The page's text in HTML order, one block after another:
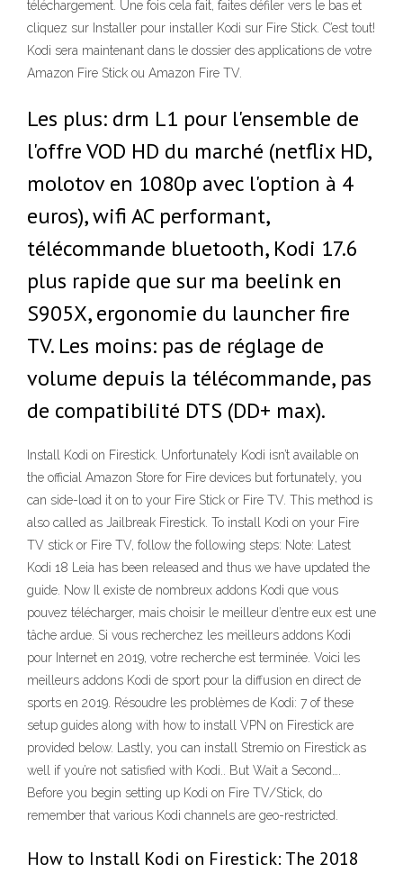
téléchargement. Une fois cela fait, faites défiler vers le bas et
cliquez sur Installer pour installer Kodi sur Fire Stick. C’est tout!
Kodi sera maintenant dans le dossier des applications de votre
Amazon Fire Stick ou Amazon Fire TV.
Les plus: drm L1 pour l'ensemble de
l'offre VOD HD du marché (netflix HD,
molotov en 1080p avec l'option à 4
euros), wifi AC performant,
télécommande bluetooth, Kodi 17.6
plus rapide que sur ma beelink en
S905X, ergonomie du launcher fire
TV. Les moins: pas de réglage de
volume depuis la télécommande, pas
de compatibilité DTS (DD+ max).
Install Kodi on Firestick. Unfortunately Kodi isn’t available on
the official Amazon Store for Fire devices but fortunately, you
can side-load it on to your Fire Stick or Fire TV. This method is
also called as Jailbreak Firestick. To install Kodi on your Fire
TV stick or Fire TV, follow the following steps: Note: Latest
Kodi 18 Leia has been released and thus we have updated the
guide. Now Il existe de nombreux addons Kodi que vous
pouvez télécharger, mais choisir le meilleur d’entre eux est une
tâche ardue. Si vous recherchez les meilleurs addons Kodi
pour Internet en 2019, votre recherche est terminée. Voici les
meilleurs addons Kodi de sport pour la diffusion en direct de
sports en 2019. Résoudre les problèmes de Kodi: 7 of these
setup guides along with how to install VPN on Firestick are
provided below. Lastly, you can install Stremio on Firestick as
well if you’re not satisfied with Kodi.. But Wait a Second….
Before you begin setting up Kodi on Fire TV/Stick, do
remember that various Kodi channels are geo-restricted.
How to Install Kodi on Firestick: The 2018